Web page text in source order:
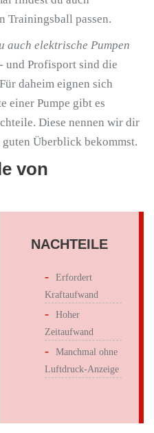
Trainingsball passen.
auch elektrische Pumpen
und Profisport sind die
daheim eignen sich
einer Pumpe gibt es
Diese nennen wir dir
Überblick bekommst.
von
NACHTEILE
Erfordert
Kraftaufwand
Hoher
Zeitaufwand
Manchmal ohne
Luftdruck-Anzeige